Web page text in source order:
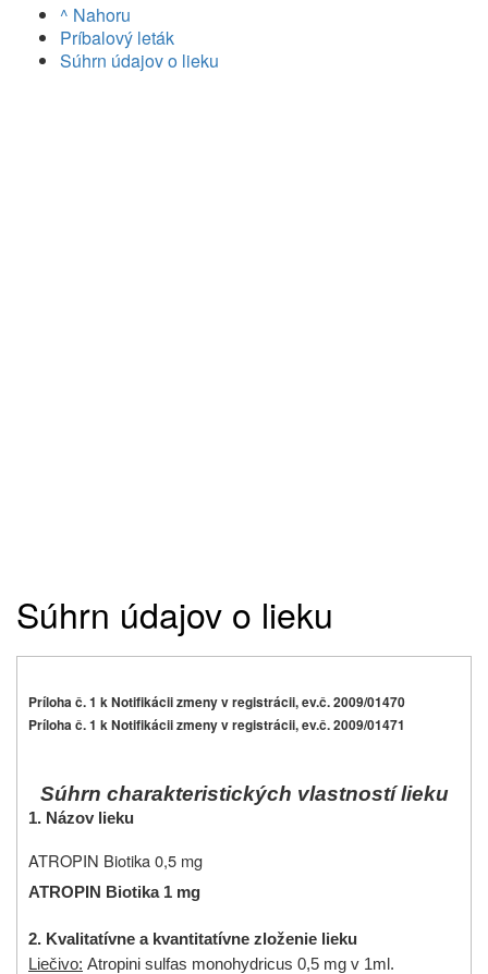
^ Nahoru
Príbalový leták
Súhrn údajov o lieku
Súhrn údajov o lieku
Príloha č. 1 k Notifikácii zmeny v registrácii, ev.č. 2009/01470
Príloha č. 1 k Notifikácii zmeny v registrácii, ev.č. 2009/01471
Súhrn charakteristických vlastností lieku
1. Názov lieku
ATROPIN Biotika 0,5 mg
ATROPIN Biotika 1 mg
2. Kvalitatívne a kvantitatívne zloženie lieku
Liečivo: Atropini sulfas monohydricus 0,5 mg v 1ml.